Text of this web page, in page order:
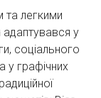
легкими
у
соціального
у графічних